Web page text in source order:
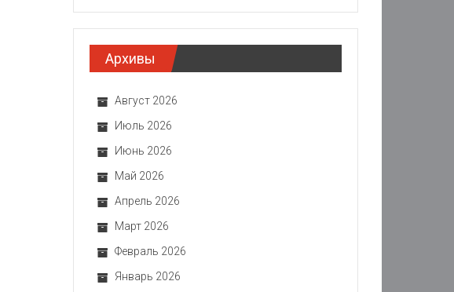
Архивы
Август 2026
Июль 2026
Июнь 2026
Май 2026
Апрель 2026
Март 2026
Февраль 2026
Январь 2026